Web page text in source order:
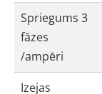
Spriegums 3
fāzes
/ampēri
Izejas